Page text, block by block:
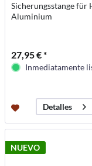
Sicherungsstange für
Aluminium
27,95 € *
Inmediatamente
Detalles
NUEVO